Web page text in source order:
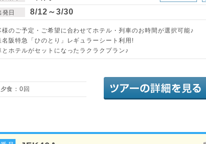
発日 8/12～3/30
様のご予定・ご希望に合わせてホテル・列車のお時間が選択可能♪
名阪特急「ひのとり」レギュラーシート利用!
とホテルがセットになったラクラクプラン♪
食：0回